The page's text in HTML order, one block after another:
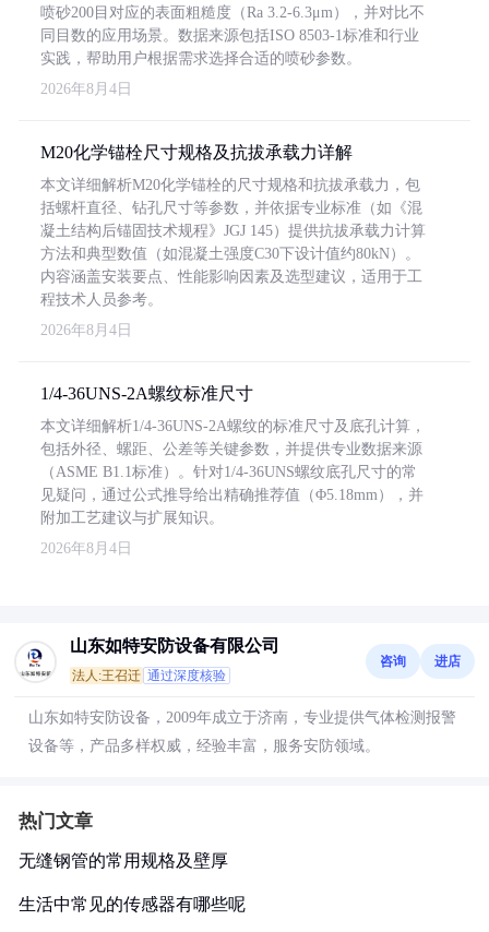
喷砂200目对应的表面粗糙度（Ra 3.2-6.3μm），并对比不
同目数的应用场景。数据来源包括ISO 8503-1标准和行业
实践，帮助用户根据需求选择合适的喷砂参数。
2026年8月4日
M20化学锚栓尺寸规格及抗拔承载力详解
本文详细解析M20化学锚栓的尺寸规格和抗拔承载力，包
括螺杆直径、钻孔尺寸等参数，并依据专业标准（如《混
凝土结构后锚固技术规程》JGJ 145）提供抗拔承载力计算
方法和典型数值（如混凝土强度C30下设计值约80kN）。
内容涵盖安装要点、性能影响因素及选型建议，适用于工
程技术人员参考。
2026年8月4日
1/4-36UNS-2A螺纹标准尺寸
本文详细解析1/4-36UNS-2A螺纹的标准尺寸及底孔计算，
包括外径、螺距、公差等关键参数，并提供专业数据来源
（ASME B1.1标准）。针对1/4-36UNS螺纹底孔尺寸的常
见疑问，通过公式推导给出精确推荐值（Φ5.18mm），并
附加工艺建议与扩展知识。
2026年8月4日
山东如特安防设备有限公司
法人:王召迁 通过深度核验
咨询 进店
山东如特安防设备，2009年成立于济南，专业提供气体检测报警
设备等，产品多样权威，经验丰富，服务安防领域。
热门文章
无缝钢管的常用规格及壁厚
生活中常见的传感器有哪些呢